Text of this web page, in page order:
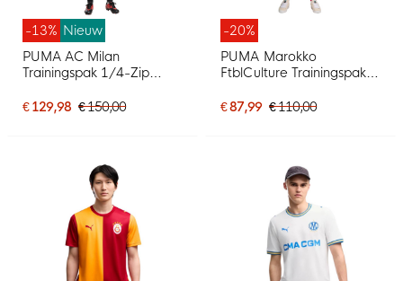
-13% Nieuw
PUMA AC Milan
Trainingspak 1/4-Zip
Rood
€ 129,98 € 150,00
-20%
PUMA Marokko
FtblCulture Trainingspak
Wit
€ 87,99 € 110,00